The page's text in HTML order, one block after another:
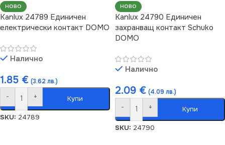
НОВО
Kanlux 24789 Единичен
електрически контакт DOMO
Налично
1.85 € (3.62 лв.)
- + Купи
SKU: 24789
НОВО
Kanlux 24790 Единичен
захранващ контакт Schuko
DOMO
Налично
2.09 € (4.09 лв.)
- + Купи
SKU: 24790